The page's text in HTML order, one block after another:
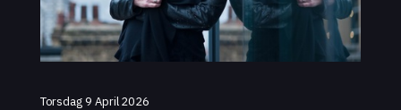
Torsdag 9 April 2026